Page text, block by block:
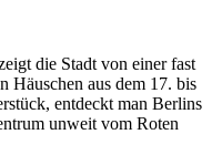
die Stadt von einer fast
Häuschen aus dem 17. bis
entdeckt man Berlins
unweit vom Roten